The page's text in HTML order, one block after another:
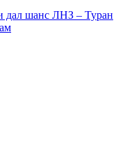
дал шанс ЛНЗ – Туран